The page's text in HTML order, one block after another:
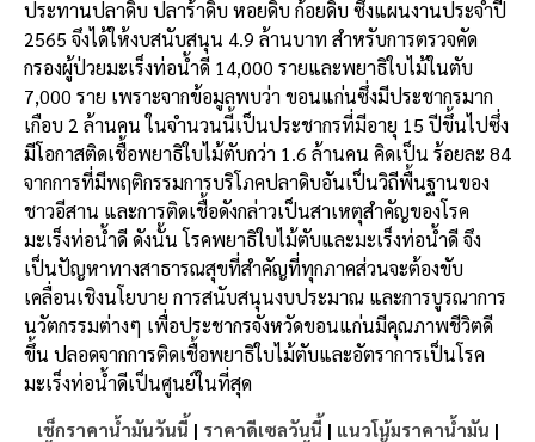
ประทานปลาดิบ ปลาร้าดิบ หอยดิบ ก้อยดิบ ซึ่งแผนงานประจำปี
2565 จึงได้ให้งบสนับสนุน 4.9 ล้านบาท สำหรับการตรวจคัด
กรองผู้ป่วยมะเร็งท่อน้ำดี 14,000 รายและพยาธิใบไม้ในตับ
7,000 ราย เพราะจากข้อมูลพบว่า ขอนแก่นซึ่งมีประชากรมาก
เกือบ 2 ล้านคน ในจำนวนนี้เป็นประชากรที่มีอายุ 15 ปีขึ้นไปซึ่ง
มีโอกาสติดเชื้อพยาธิใบไม้ตับกว่า 1.6 ล้านคน คิดเป็น ร้อยละ 84
จากการที่มีพฤติกรรมการบริโภคปลาดิบอันเป็นวิถีพื้นฐานของ
ชาวอีสาน และการติดเชื้อดังกล่าวเป็นสาเหตุสำคัญของโรค
มะเร็งท่อน้ำดี ดังนั้น โรคพยาธิใบไม้ตับและมะเร็งท่อน้ำดี จึง
เป็นปัญหาทางสาธารณสุขที่สำคัญที่ทุกภาคส่วนจะต้องขับ
เคลื่อนเชิงนโยบาย การสนับสนุนงบประมาณ และการบูรณาการ
นวัตกรรมต่างๆ เพื่อประชากรจังหวัดขอนแก่นมีคุณภาพชีวิตดี
ขึ้น ปลอดจากการติดเชื้อพยาธิใบไม้ตับและอัตราการเป็นโรค
มะเร็งท่อน้ำดีเป็นศูนย์ในที่สุด
เช็กราคาน้ำมันวันนี้ | ราคาดีเซลวันนี้ | แนวโน้มราคาน้ำมัน |